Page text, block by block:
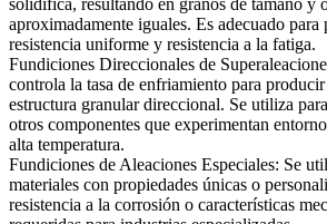
aproximadamente iguales. Es adecuado para
resistencia uniforme y resistencia a la fatiga.
Fundiciones Direccionales de
controla la tasa de enfriamiento para
estructura granular direccional. Se utiliza
otros componentes que experimentan
alta temperatura.
Fundiciones de Aleaciones Especiales: Se
materiales con propiedades únicas o
resistencia a la corrosión o características